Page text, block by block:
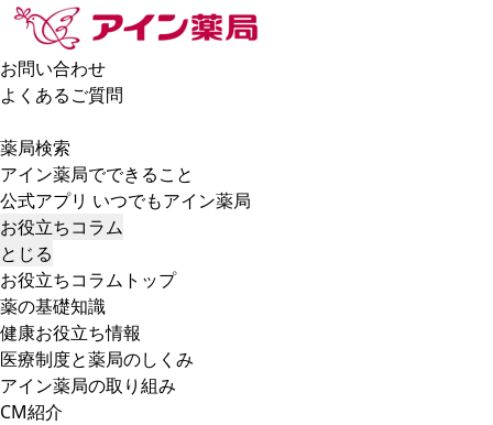
お問い合わせ
よくあるご質問
薬局検索
アイン薬局でできること
公式アプリ いつでもアイン薬局
お役立ちコラム
とじる
お役立ちコラムトップ
薬の基礎知識
健康お役立ち情報
医療制度と薬局のしくみ
アイン薬局の取り組み
CM紹介